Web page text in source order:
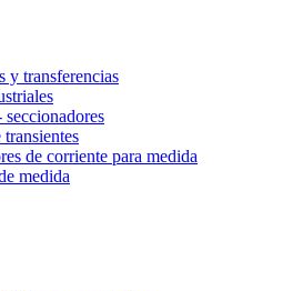
y transferencias
transientes
de corriente para medida
medida